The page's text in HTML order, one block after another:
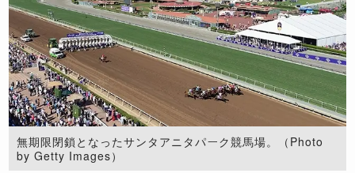
無期限閉鎖となったサンタアニタパーク競馬場。（Photo
by Getty Images）